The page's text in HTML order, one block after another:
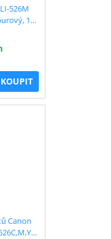
526M
11
KOUPIT
Canon